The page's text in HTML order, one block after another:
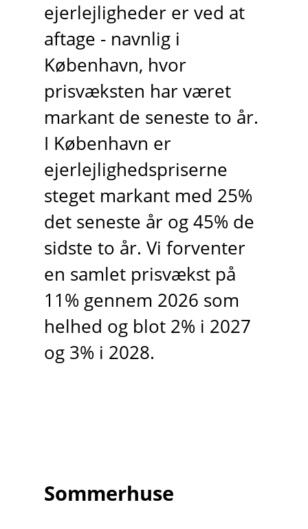
ejerlejligheder er ved at
aftage - navnlig i
København, hvor
prisvæksten har været
markant de seneste to år.
I København er
ejerlejlighedspriserne
steget markant med 25%
det seneste år og 45% de
sidste to år. Vi forventer
en samlet prisvækst på
11% gennem 2026 som
helhed og blot 2% i 2027
og 3% i 2028.
Sommerhuse